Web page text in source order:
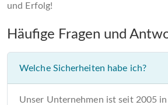
und Erfolg!
Häufige Fragen und
Welche Sicherheiten habe ich?
Unser Unternehmen ist seit 2005